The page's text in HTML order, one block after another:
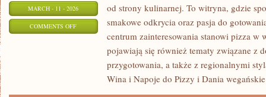
MARCH - 11 - 2026
COMMENTS OFFON
od strony kulinarnej. To witryna, gdzie
smakowe odkrycia oraz pasja do
centrum zainteresowania stanowi pizza w
pojawiają się również tematy związane z
przygotowania, a także z regionalnymi
Wina i Napoje do Pizzy i Dania